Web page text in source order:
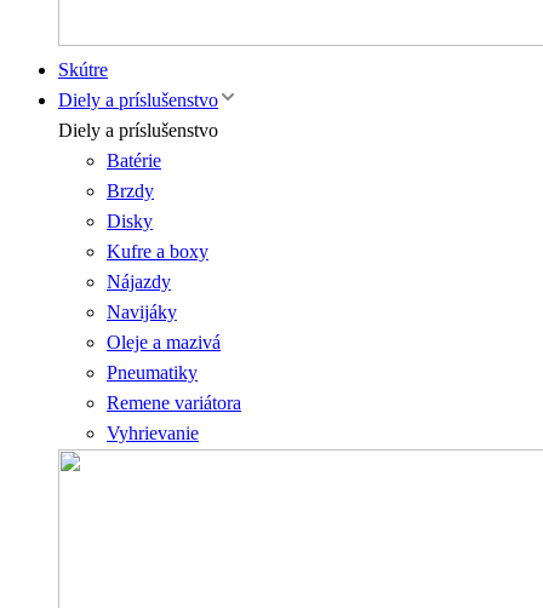
Skútre
Diely a príslušenstvo
Diely a príslušenstvo
Batérie
Brzdy
Disky
Kufre a boxy
Nájazdy
Navijáky
Oleje a mazivá
Pneumatiky
Remene variátora
Vyhrievanie